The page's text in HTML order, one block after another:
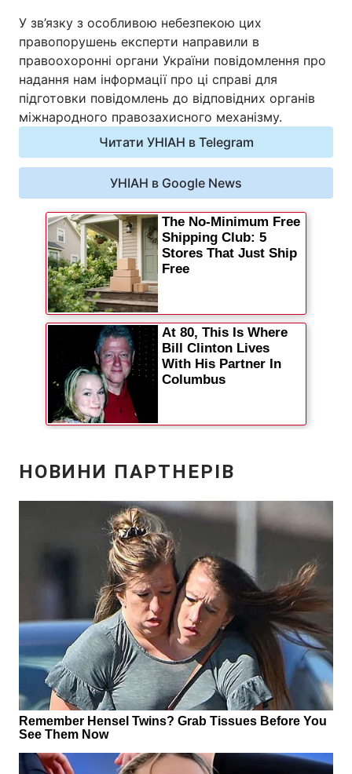
У зв’язку з особливою небезпекою цих
правопорушень експерти направили в
правоохоронні органи України повідомлення про
надання нам інформації про ці справі для
підготовки повідомлень до відповідних органів
міжнародного правозахисного механізму.
Читати УНІАН в Telegram
УНІАН в Google News